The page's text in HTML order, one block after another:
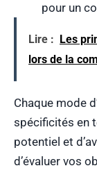
pour un
Lire : Les
lors de la
Chaque mode
spécificités en
potentiel et
d’évaluer vos